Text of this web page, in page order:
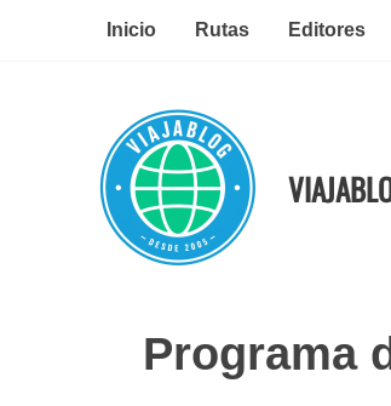
Inicio Rutas Editores
Programa